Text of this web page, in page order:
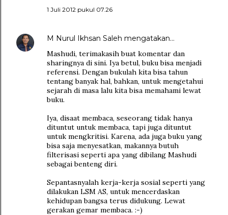
1 Juli 2012 pukul 07.26
M Nurul Ikhsan Saleh mengatakan…
Mashudi, terimakasih buat komentar dan
sharingnya di sini. Iya betul, buku bisa menjadi
referensi. Dengan bukulah kita bisa tahun
tentang banyak hal, bahkan, untuk mengetahui
sejarah di masa lalu kita bisa memahami lewat
buku.
Iya, disaat membaca, seseorang tidak hanya
dituntut untuk membaca, tapi juga dituntut
untuk mengkritisi. Karena, ada juga buku yang
bisa saja menyesatkan, makannya butuh
filterisasi seperti apa yang dibilang Mashudi
sebagai benteng diri.
Sepantasnyalah kerja-kerja sosial seperti yang
dilakukan LSM AS, untuk mencerdaskan
kehidupan bangsa terus didukung. Lewat
gerakan gemar membaca. :-)